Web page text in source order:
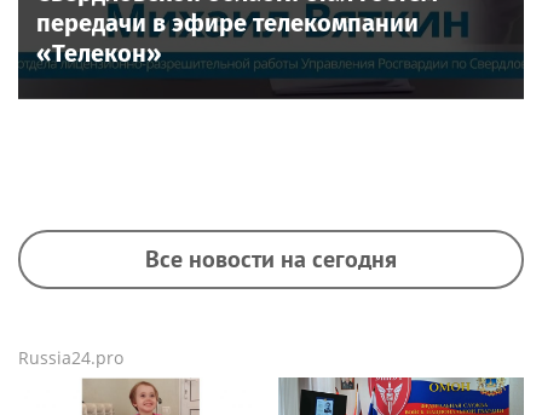
передачи в эфире телекомпании
«Телекон»
Все новости на сегодня
Russia24.pro